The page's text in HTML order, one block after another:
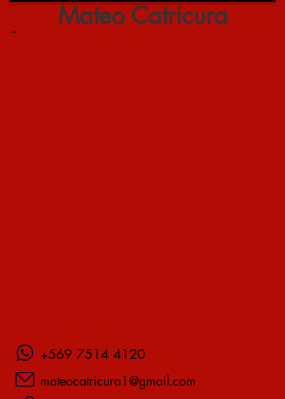
Mateo Catricura
+569 7514 4120
mateocatricura1@gmail.com